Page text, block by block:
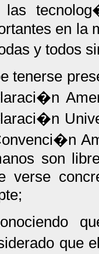
las
en la
y todos
tenerse
son
verse
que